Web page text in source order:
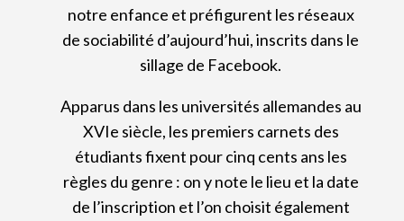
notre enfance et préfigurent les réseaux
de sociabilité d’aujourd’hui, inscrits dans le
sillage de Facebook.
Apparus dans les universités allemandes au
XVIe siècle, les premiers carnets des
étudiants fixent pour cinq cents ans les
règles du genre : on y note le lieu et la date
de l’inscription et l’on choisit également